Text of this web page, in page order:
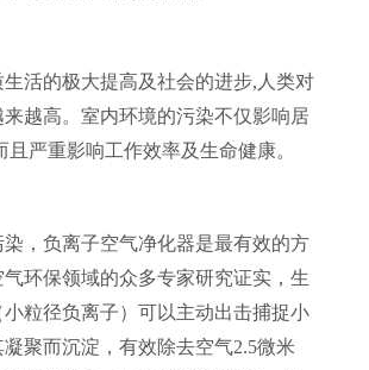
生活的极大提高及社会的进步,人类对
越高。室内环境的污染不仅影响居
且严重影响工作效率及生命健康。
，负离子空气净化器是最有效的方
环保领域的众多专家研究证实，生
粒径负离子）可以主动出击捕捉小
聚而沉淀，有效除去空气2.5微米